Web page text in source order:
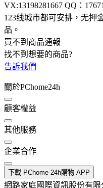
VX:13198281667 QQ：
123线城市都可安排，无押
品 。
買不到商品通報
找不到想要的商品?
告訴我們
關於PChome24h
顧客權益
其他服務
企業合作
下載 PChome 24h購物 APP
網路家庭國際資訊股份有